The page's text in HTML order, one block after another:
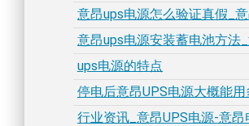
意昂ups电源怎么验证真假_
意昂ups电源安装蓄电池方法
ups电源的特点
停电后意昂UPS电源大概能用
行业资讯_意昂UPS电源-意